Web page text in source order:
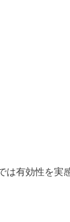
は有効性を実